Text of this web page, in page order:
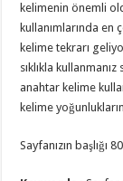
kelimenin önemli
kullanımlarında en
kelime tekrarı
sıklıkla
anahtar kelime
kelime
Sayfanızın başlığı